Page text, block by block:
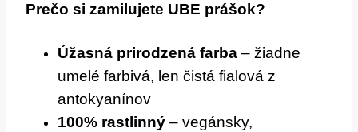
Prečo si zamilujete UBE prášok?
Úžasná prirodzená farba – žiadne
umelé farbivá, len čistá fialová z
antokyanínov
100% rastlinný – vegánsky,